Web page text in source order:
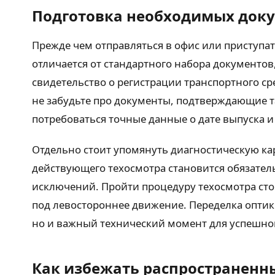
Подготовка необходимых
Прежде чем отправляться в офис или
отличается от стандартного набора
свидетельство о регистрации транспортного
не забудьте про документы, подтверждающие
потребоваться точные данные о дате выпуска и
Отдельно стоит упомянуть диагностическую
действующего техосмотра становится
исключений. Пройти процедуру техосмотра
под левостороннее движение. Переделка
но и важный технический момент для
Как избежать